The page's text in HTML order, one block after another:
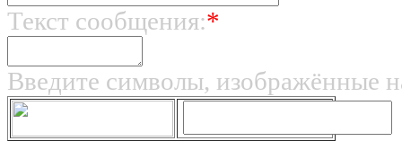
Текст сообщения:*
Введите символы, изображённые